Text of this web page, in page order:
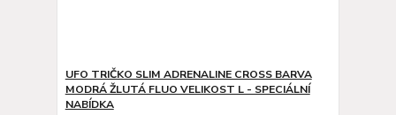
UFO TRIČKO SLIM ADRENALINE CROSS BARVA
MODRÁ ŽLUTÁ FLUO VELIKOST L - SPECIÁLNÍ
NABÍDKA